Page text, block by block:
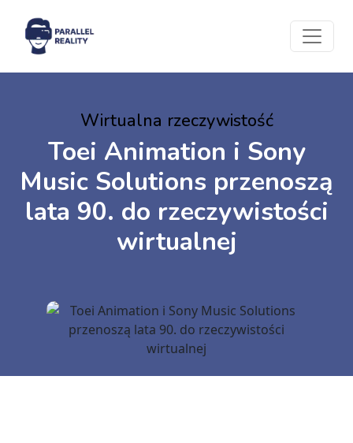
Wirtualna rzeczywistość
Toei Animation i Sony
Music Solutions przenoszą
lata 90. do rzeczywistości
wirtualnej